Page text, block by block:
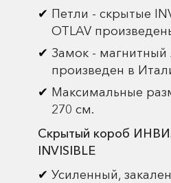
Петли - скрытые
OTLAV
Замок - магнитный
произведен в
Максимальные
270 см.
Скрытый короб
INVISIBLE
Усиленный,